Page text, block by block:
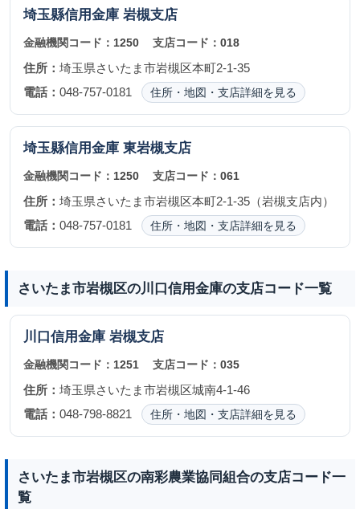
埼玉縣信用金庫 岩槻支店
金融機関コード： 1250 支店コード：018
住所： 埼玉県さいたま市岩槻区本町2-1-35
電話： 048-757-0181 住所・地図・支店詳細を見る
埼玉縣信用金庫 東岩槻支店
金融機関コード： 1250 支店コード：061
住所： 埼玉県さいたま市岩槻区本町2-1-35（岩槻支店内）
電話： 048-757-0181 住所・地図・支店詳細を見る
さいたま市岩槻区の川口信用金庫の支店コード一覧
川口信用金庫 岩槻支店
金融機関コード： 1251 支店コード：035
住所： 埼玉県さいたま市岩槻区城南4-1-46
電話： 048-798-8821 住所・地図・支店詳細を見る
さいたま市岩槻区の南彩農業協同組合の支店コード一
覧